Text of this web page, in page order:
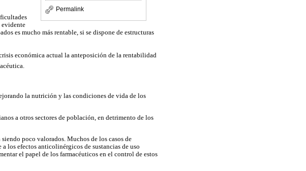
Permalink
evidente
es mucho más rentable, si se dispone de estructuras
económica actual la anteposición de la rentabilidad
la nutrición y las condiciones de vida de los
a otros sectores de población, en detrimento de los
poco valorados. Muchos de los casos de
los efectos anticolinérgicos de sustancias de uso
el papel de los farmacéuticos en el control de estos